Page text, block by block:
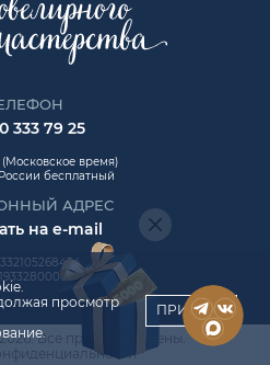
333 79 25
время)
бесплатный
АДРЕС
на e-mail
Все права защищены.
просмотр
ПРИНЯТЬ
ChatApp